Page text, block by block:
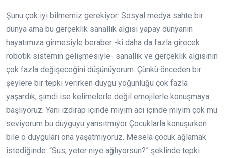
Şunu çok iyi bilmemiz gerekiyor: Sosyal medya sahte bir
dünya ama bu gerçeklik sanallık algısı yapay dünyanın
hayatımıza girmesiyle beraber -ki daha da fazla girecek
robotik sistemin gelişmesiyle- sanallık ve gerçeklik algısının
çok fazla değişeceğini düşünüyorum. Çünkü önceden bir
şeylere bir tepki verirken duygu yoğunluğu çok fazla
yaşardık, şimdi ise kelimelerle değil emojilerle konuşmaya
başlıyoruz: Yani ızdırap içinde miyim acı içinde miyim çok mu
seviyorum bu duyguyu yansıtmıyor Çocuklarla konuşurken
bile o duyguları ona yaşatmıyoruz. Mesela çocuk ağlamak
istediğinde: “Sus, yeter niye ağlıyorsun?” şeklinde tepki